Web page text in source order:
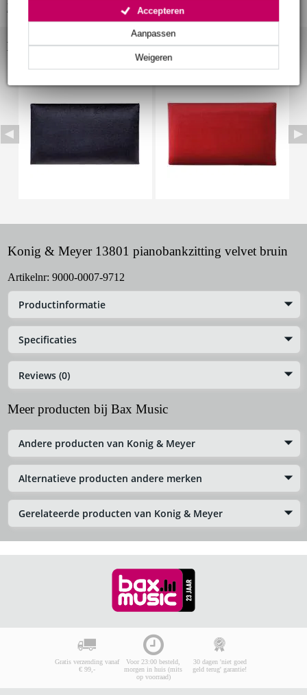
Weigeren
Aanpassen
Accepteren
Bekijk alle productspecificaties
Bekijk ook eens (3)
Konig & Meyer 13801 pianobankzitting velvet bruin
Artikelnr: 9000-0007-9712
Productinformatie
Specificaties
Reviews (0)
Meer producten bij Bax Music
Andere producten van Konig & Meyer
Alternatieve producten andere merken
Gerelateerde producten van Konig & Meyer
Gratis verzending vanaf
€ 99,-
Voor 23:00 besteld,
morgen in huis (mits
op voorraad)
30 dagen 'niet goed
geld terug' garantie!